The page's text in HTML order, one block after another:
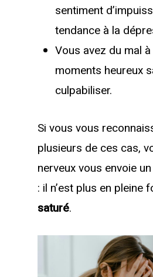
sentiment
tendance à la
Vous avez du mal
moments heureux
culpabiliser.
Si vous vous
plusieurs de ces cas,
nerveux vous envoie
: il n’est plus en pleine
saturé.